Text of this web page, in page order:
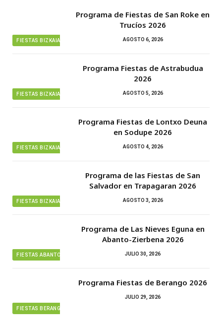
FIESTAS BIZKAIA
Programa de Fiestas de San Roke en
Trucíos 2026
AGOSTO 6, 2026
FIESTAS BIZKAIA
Programa Fiestas de Astrabudua
2026
AGOSTO 5, 2026
FIESTAS BIZKAIA
Programa Fiestas de Lontxo Deuna
en Sodupe 2026
AGOSTO 4, 2026
FIESTAS BIZKAIA
Programa de las Fiestas de San
Salvador en Trapagaran 2026
AGOSTO 3, 2026
FIESTAS ABANTO ZIERBENA
Programa de Las Nieves Eguna en
Abanto-Zierbena 2026
JULIO 30, 2026
FIESTAS BERANGO
Programa Fiestas de Berango 2026
JULIO 29, 2026